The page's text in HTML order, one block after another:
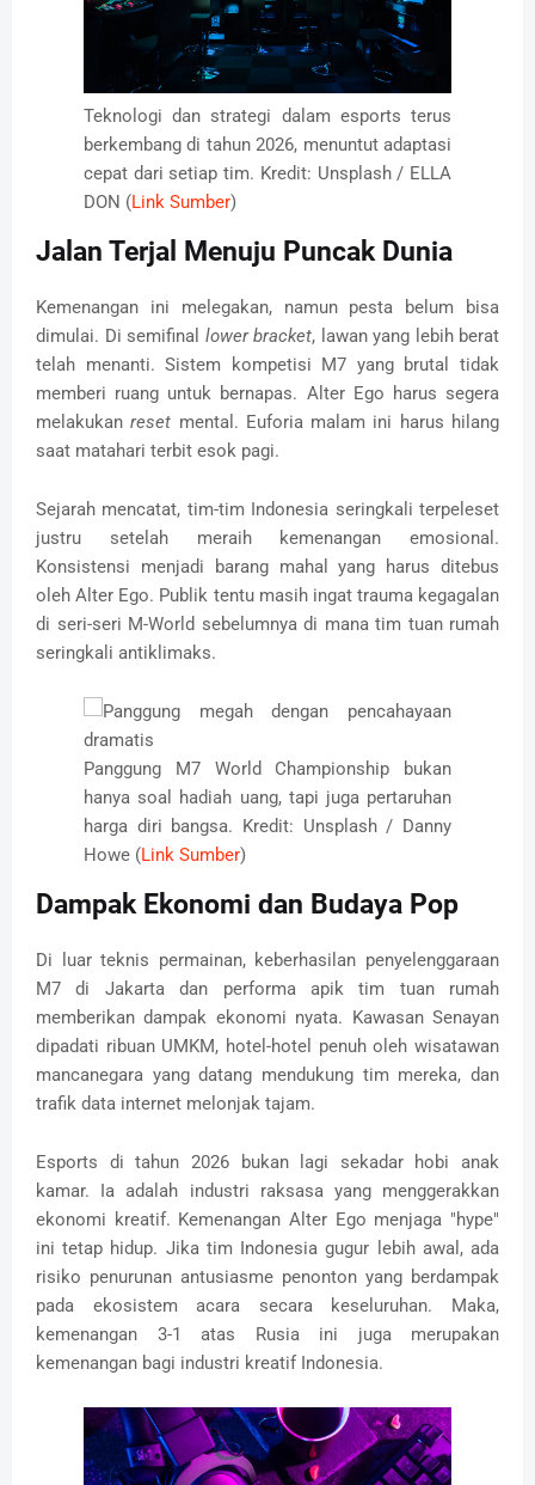
Teknologi dan strategi dalam esports terus
berkembang di tahun 2026, menuntut adaptasi
cepat dari setiap tim. Kredit: Unsplash / ELLA
DON (Link Sumber)
Jalan Terjal Menuju Puncak Dunia
Kemenangan ini melegakan, namun pesta belum bisa
dimulai. Di semifinal lower bracket, lawan yang lebih berat
telah menanti. Sistem kompetisi M7 yang brutal tidak
memberi ruang untuk bernapas. Alter Ego harus segera
melakukanreset mental. Euforia malam ini harus hilang
saat matahari terbit esok pagi.
Sejarah mencatat, tim-tim Indonesia seringkali terpeleset
justru setelah meraih kemenangan emosional.
Konsistensi menjadi barang mahal yang harus ditebus
oleh Alter Ego. Publik tentu masih ingat trauma kegagalan
di seri-seri M-World sebelumnya di mana tim tuan rumah
seringkali antiklimaks.
Panggung M7 World Championship bukan
hanya soal hadiah uang, tapi juga pertaruhan
harga diri bangsa. Kredit: Unsplash / Danny
Howe (Link Sumber)
Dampak Ekonomi dan Budaya Pop
Di luar teknis permainan, keberhasilan penyelenggaraan
M7 di Jakarta dan performa apik tim tuan rumah
memberikan dampak ekonomi nyata. Kawasan Senayan
dipadati ribuan UMKM, hotel-hotel penuh oleh wisatawan
mancanegara yang datang mendukung tim mereka, dan
trafik data internet melonjak tajam.
Esports di tahun 2026 bukan lagi sekadar hobi anak
kamar. Ia adalah industri raksasa yang menggerakkan
ekonomi kreatif. Kemenangan Alter Ego menjaga "hype"
ini tetap hidup. Jika tim Indonesia gugur lebih awal, ada
risiko penurunan antusiasme penonton yang berdampak
pada ekosistem acara secara keseluruhan. Maka,
kemenangan 3-1 atas Rusia ini juga merupakan
kemenangan bagi industri kreatif Indonesia.